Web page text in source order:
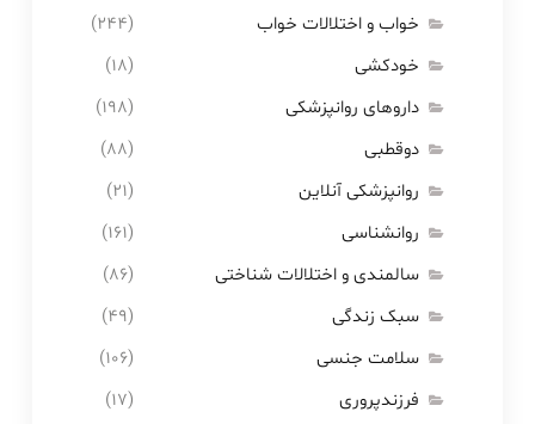
خواب و اختلالات خواب
(۲۴۴)
خودکشی
(۱۸)
داروهای روانپزشکی
(۱۹۸)
دوقطبی
(۸۸)
روانپزشکی آنلاین
(۲۱)
روانشناسی
(۱۶۱)
سالمندی و اختلالات شناختی
(۸۶)
سبک زندگی
(۴۹)
سلامت جنسی
(۱۰۶)
فرزندپروری
(۱۷)